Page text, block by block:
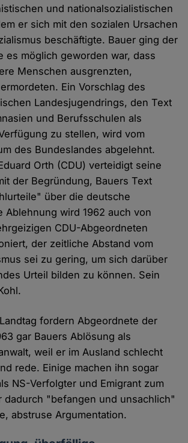
und nationalsozialistischen
er sich mit den sozialen Ursachen
beschäftigte. Bauer ging der
es möglich geworden war, dass
Menschen ausgrenzten,
Ein Vorschlag des
Landesjugendrings, den Text
und Berufsschulen als
zu stellen, wird vom
des Bundeslandes abgelehnt.
Orth (CDU) verteidigt seine
der Begründung, Bauers Text
über die deutsche
Ablehnung wird 1962 auch von
CDU-Abgeordneten
der zeitliche Abstand vom
sei zu gering, um sich darüber
Urteil bilden zu können. Sein
fordern Abgeordnete der
gar Bauers Ablösung als
weil er im Ausland schlecht
rede. Einige machen ihn sogar
NS-Verfolgter und Emigrant zum
dadurch "befangen und unsachlich"
abstruse Argumentation.